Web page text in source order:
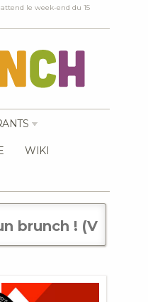
le week-end du 15
WIKI